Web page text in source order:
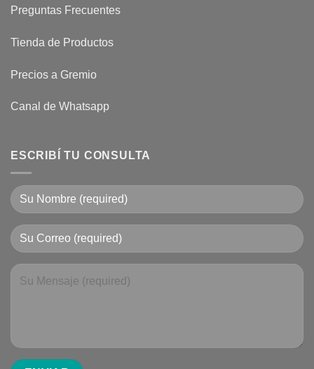
Preguntas Frecuentes
Tienda de Productos
Precios a Gremio
Canal de Whatsapp
ESCRIBÍ TU CONSULTA